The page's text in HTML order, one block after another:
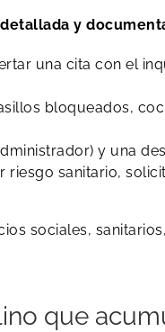
y
una cita con el
bloqueados,
y una
riesgo sanitario,
sociales,
que